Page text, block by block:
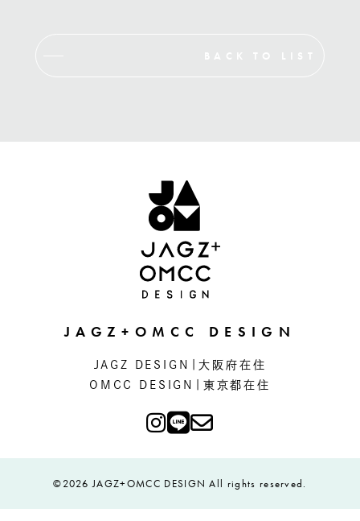
JAGZ+OMCC DESIGN
JAGZ DESIGN|大阪府在住
OMCC DESIGN|東京都在住
©2026 JAGZ+OMCC DESIGN All rights reserved.